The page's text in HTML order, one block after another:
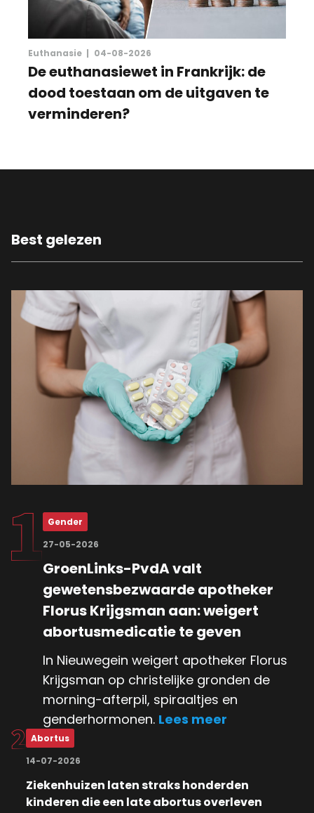
Euthanasie | 04-08-2026
De euthanasiewet in Frankrijk: de
dood toestaan om de uitgaven te
verminderen?
Best gelezen
Gender
27-05-2026
GroenLinks-PvdA valt
gewetensbezwaarde apotheker
Florus Krijgsman aan: weigert
abortusmedicatie te geven
In Nieuwegein weigert apotheker Florus
Krijgsman op christelijke gronden de
morning-afterpil, spiraaltjes en
genderhormonen. Lees meer
Abortus
14-07-2026
Ziekenhuizen laten straks honderden
kinderen die een late abortus overleven